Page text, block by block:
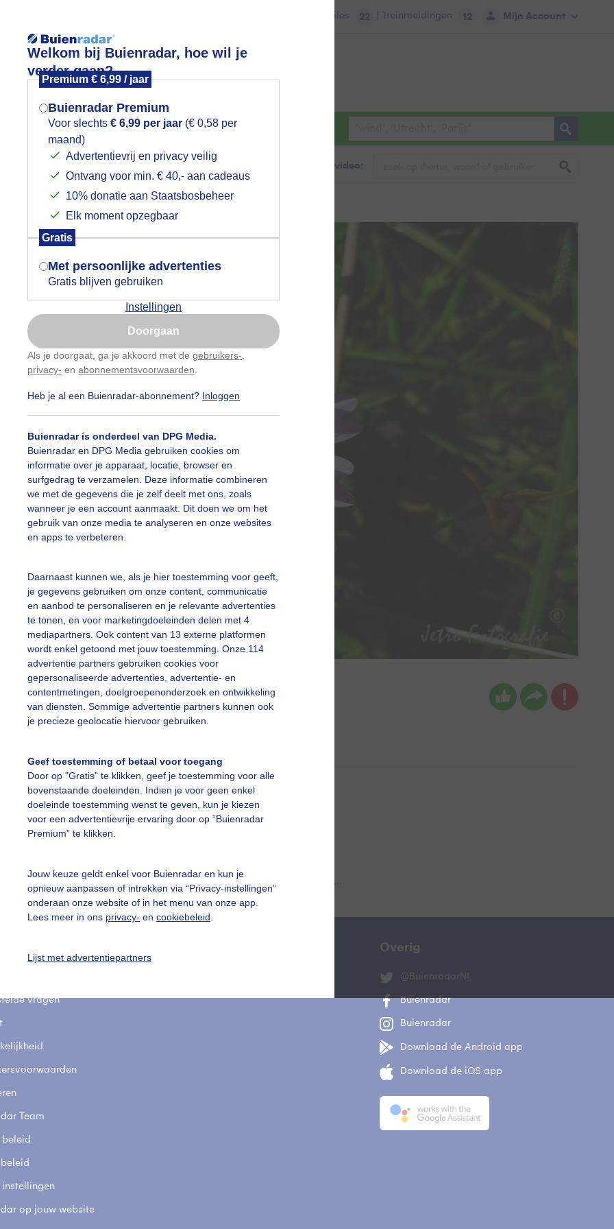
Welkom bij Buienradar, hoe wil je
verder gaan?
Premium € 6,99 / jaar
Buienradar Premium
Voor slechts € 6,99 per jaar (€ 0,58 per
maand)
Advertentievrij en privacy veilig
Ontvang voor min. € 40,- aan cadeaus
10% donatie aan Staatsbosbeheer
Elk moment opzegbaar
Gratis
Met persoonlijke advertenties
Gratis blijven gebruiken
Instellingen
Doorgaan
Als je doorgaat, ga je akkoord met de gebruikers-
privacy- en abonnementsvoorwaarden
Heb je al een Buienradar-abonnement? Inloggen
Buienradar is onderdeel van DPG Media.
Buienradar en DPG Media gebruiken cookies om
informatie over je apparaat, locatie, browser en
surfgedrag te verzamelen. Deze informatie combineren
we met de gegevens die je zelf deelt met ons, zoals
wanneer je een account aanmaakt. Dit doen we om het
gebruik van onze media te analyseren en onze websites
en apps te verbeteren.
Daarnaast kunnen we, als je hier toestemming voor geeft,
je gegevens gebruiken om onze content, communicatie
en aanbod te personaliseren en je relevante advertenties
te tonen, en voor marketingdoeleinden delen met 4
mediapartners. Ook content van 13 externe platformen
wordt enkel getoond met jouw toestemming. Onze 114
advertentie partners gebruiken cookies voor
gepersonaliseerde advertenties, advertentie- en
contentmetingen, doelgroepenonderzoek en ontwikkeling
van diensten. Sommige advertentie partners kunnen ook
je precieze geolocatie hiervoor gebruiken.
Geef toestemming of betaal voor toegang
Door op "Gratis" te klikken, geef je toestemming voor alle
bovenstaande doeleinden. Indien je voor geen enkel
doeleinde toestemming wenst te geven, kun je kiezen
voor een advertentievrije ervaring door op “Buienradar
Premium” te klikken.
Jouw keuze geldt enkel voor Buienradar en kun je
opnieuw aanpassen of intrekken via “Privacy-instellingen”
onderaan onze website of in het menu van onze app.
Lees meer in ons privacy- en cookiebeleid
Lijst met advertentiepartners
Mijn Account
Files 22 | Treinmeldingen 12
Foto en video Weerzine
Zoeken in foto & video:
heerlijke lentedag, het Madeliefje straalt!
Gemaakt: 01-04-2025, 65x bekeken
slideshow
Een moment geduld aub...
vragen
Team
beleid
instellingen
op jouw website
Overig
@BuienradarNL
Buienradar
Buienradar
Download de Android app
Download de iOS app
Mogen we je locatie gebruiken voor
het weer?
Indien je hier nog geen akkoord op hebt
gegeven, verschijnt er zo een pop-up uit
je browser waarin deze toestemming
gevraagd wordt.
Is goed, toon de popup
Nu niet, misschien later
Gebruik je Safari en wil je niet elke dag deze pop-up
Klikhierom dit aan te passen